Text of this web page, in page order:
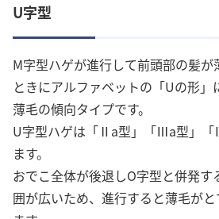
U字型
M字型ハゲが進行して前頭部の髪
ときにアルファベットの「Uの形
薄毛の傾向タイプです。
U字型ハゲは「Ⅱa型」「Ⅲa型」
ます。
おでこ全体が後退しO字型と併発
囲が広いため、進行すると薄毛が